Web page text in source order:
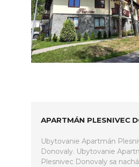
APARTMÁN PLESNIVEC
Ubytovanie Apartmán
Donovaly. Ubytovanie
Plesnivec Donovaly sa